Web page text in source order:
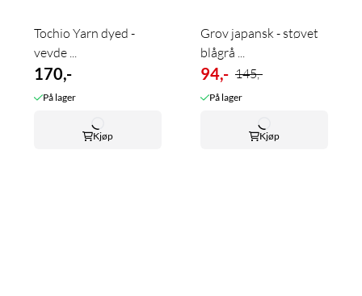
Tochio Yarn dyed -
vevde ...
170,-
På lager
Kjøp
Grov japansk - støvet
blågrå ...
94,- 145,-
På lager
Kjøp